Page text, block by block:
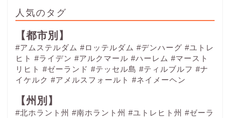
人気のタグ
【都市別】
#アムステルダム #ロッテルダム #デンハーグ #ユトレ
ヒト #ライデン #アルクマール #ハーレム #マースト
リヒト #ゼーランド #テッセル島 #ティルブルフ #ナ
イケルク #アメルスフォールト #ネイメーヘン
【州別】
#北ホラント州 #南ホラント州 #ユトレヒト州 #ゼーラ